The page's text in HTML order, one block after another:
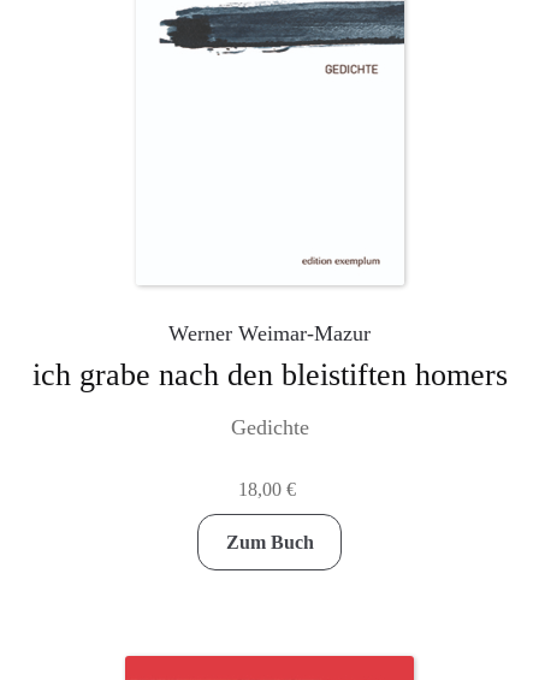
Werner Weimar-Mazur
ich grabe nach den bleistiften homers
Gedichte
18,00€
Zum Buch